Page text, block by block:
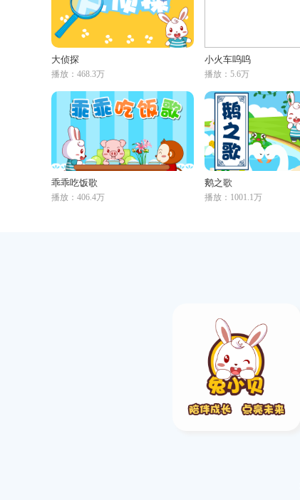
大侦探
播放：468.3万
小火车呜呜
播放：5.6万
乖乖吃饭歌
播放：406.4万
鹅之歌
播放：1001.1万